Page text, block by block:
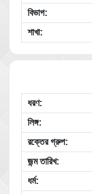
বিভাগ:
শাখা:
ধরণ:
লিঙ্গ:
রক্তের গ্রুপ:
জন্ম তারিখ:
ধর্ম: